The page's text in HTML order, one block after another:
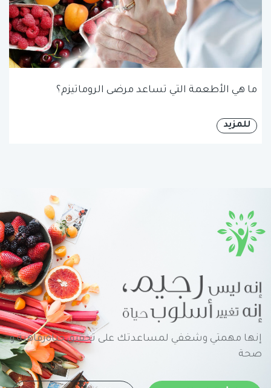
ما هي الأطعمة التي تساعد مرضى الروماتيزم؟
للمزيد
إنها مهمتي وشغفي لمساعدتك على تحقيق حياةرفاهية و
صحة